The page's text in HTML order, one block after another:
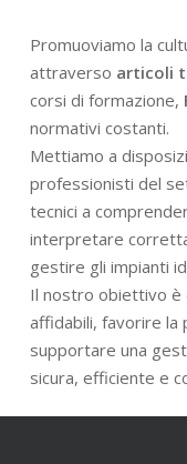
Promuoviamo la
attraverso articoli
corsi di formazione,
normativi costanti.
Mettiamo a
professionisti del
tecnici a
interpretare
gestire gli impianti
Il nostro obiettivo è
affidabili, favorire la
supportare una
sicura, efficiente e